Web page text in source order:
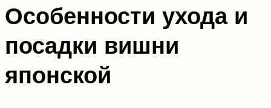
Особенности ухода и
посадки вишни
японской